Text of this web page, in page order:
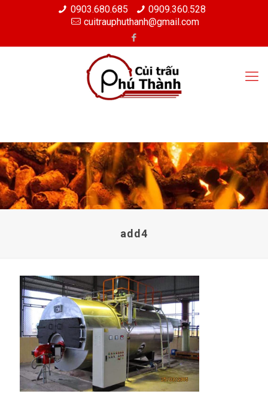
0903.680.685
0909.360.528
cuitrauphuthanh@gmail.com
add4